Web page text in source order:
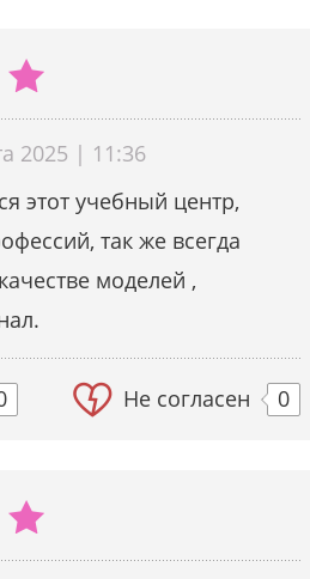
2025 | 11:36
этот учебный центр,
так же всегда
моделей ,
Не согласен 0